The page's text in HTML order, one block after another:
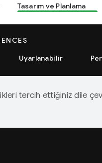
Tasarım ve Planlama
Uyarlanabilir
tercih ettiğiniz dile